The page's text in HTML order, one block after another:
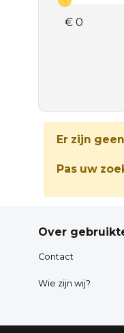
€ 0
Er zijn
Pas uw
Over
Contact
Wie zijn wij?